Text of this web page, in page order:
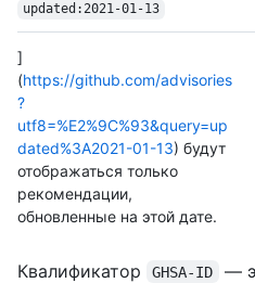
updated:2021-01-13
]
(https://github.com/advisories
?
utf8=%E2%9C%93&query=up
dated%3A2021-01-13) будут
отображаться только
рекомендации,
обновленные на этой дате.
Квалификатор GHSA-ID
—